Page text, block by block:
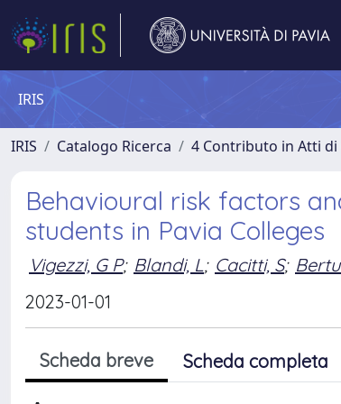
IRIS
IRIS Catalogo Ricerca 4 Contributo in Atti
Behavioural risk factors
students in Pavia Colleges
Vigezzi, G P; Blandi, L; Cacitti, S;
2023-01-01
Scheda breve Scheda completa